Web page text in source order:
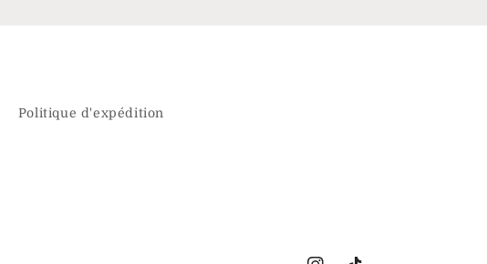
Politique d'expédition